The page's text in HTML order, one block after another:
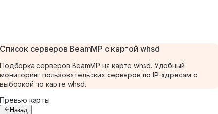
Список серверов BeamMP с картой whsd
Подборка серверов BeamMP на карте whsd. Удобный
мониторинг пользовательских серверов по IP-адресам с
выборкой по карте whsd.
Превью карты
Назад